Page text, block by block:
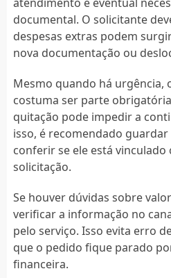
documental. O solicitante
despesas extras podem
nova documentação ou
Mesmo quando há urgência,
costuma ser parte
quitação pode impedir a
isso, é recomendado
conferir se ele está
solicitação.
Se houver dúvidas sobre
verificar a informação no
pelo serviço. Isso evita erro
que o pedido fique parado
financeira.